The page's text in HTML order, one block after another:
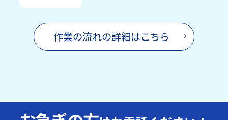
作業の流れの詳細はこちら